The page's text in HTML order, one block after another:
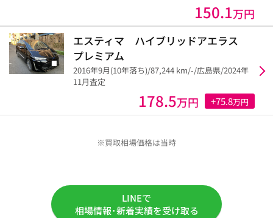
150.1万円
エスティマ ハイブリッドアエラス
プレミアム
2016年9月(10年落ち)/87,244 km/-/広島県/2024年
11月査定
178.5万円 +75.8万円
※買取相場価格は当時
LINEで
相場情報･新着実績を受け取る